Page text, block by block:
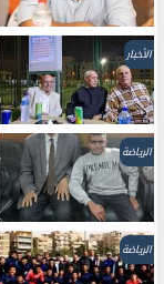
الأخبار
الرياضة
الرياضة